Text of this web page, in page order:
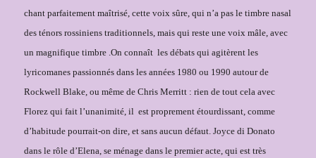
chant parfaitement maîtrisé, cette voix sûre, qui n’a pas le timbre nasal
des ténors rossiniens traditionnels, mais qui reste une voix mâle, avec
un magnifique timbre .On connaît les débats qui agitèrent les
lyricomanes passionnés dans les années 1980 ou 1990 autour de
Rockwell Blake, ou même de Chris Merritt : rien de tout cela avec
Florez qui fait l’unanimité, il est proprement étourdissant, comme
d’habitude pourrait-on dire, et sans aucun défaut. Joyce di Donato
dans le rôle d’Elena, se ménage dans le premier acte, qui est très